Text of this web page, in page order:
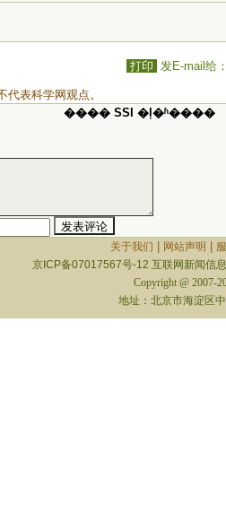
打印 发E-mail给
代表科学网观点。
���� SSI �ļ�ʱ����
关于我们 | 网站声明 |
京ICP备07017567号-12 互联网新闻信
Copyright @ 2007-
地址：北京市海淀区